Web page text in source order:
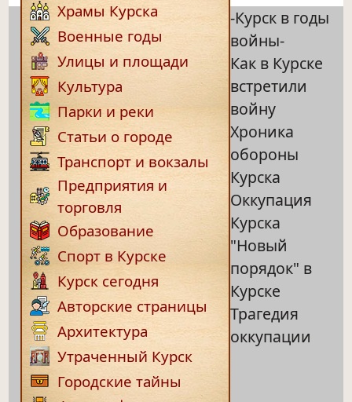
Храмы Курска
Военные годы
Улицы и площади
Культура
Парки и реки
Статьи о городе
Транспорт и вокзалы
Предприятия и
торговля
Образование
Спорт в Курске
Курск сегодня
Авторские страницы
Архитектура
Утраченный Курск
Городские тайны
-Курск в годы
войны-
Как в Курске
встретили
войну
Хроника
обороны
Курска
Оккупация
Курска
"Новый
порядок" в
Курске
Трагедия
оккупации